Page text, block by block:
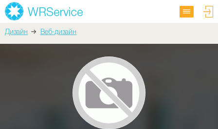
Дизайн Веб-дизайн